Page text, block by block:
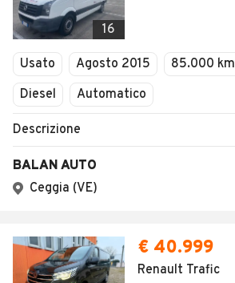
16
Usato Agosto 2015 85.000 km
Diesel
Automatico
Descrizione
BALAN AUTO
Ceggia (VE)
€ 40.999
Renault Trafic